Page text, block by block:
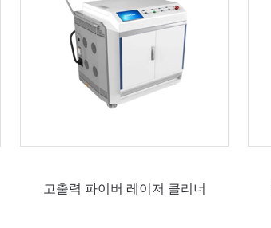
고출력 파이버 레이저 클리너